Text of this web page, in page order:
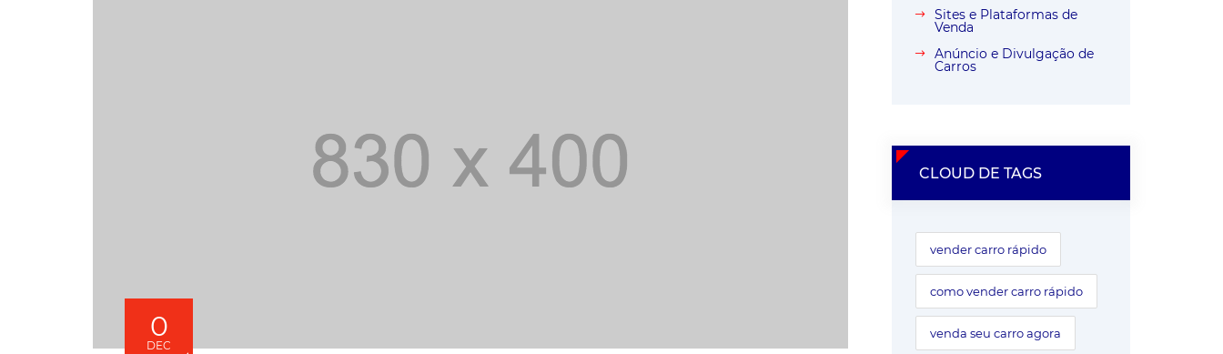
0
DEC
Sites e Plataformas de
Venda
Anúncio e Divulgação de
Carros
CLOUD DE TAGS
vender carro rápido
como vender carro rápido
venda seu carro agora